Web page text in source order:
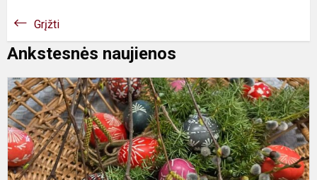
Grįžti
Ankstesnės naujienos